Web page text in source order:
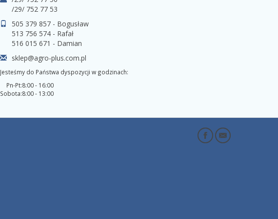
/29/ 752 77 53
505 379 857 - Bogusław
513 756 574 - Rafał
516 015 671 - Damian
sklep@agro-plus.com.pl
Jesteśmy do Państwa dyspozycji w godzinach:
Pn-Pt:
Sobota:
8:00 - 16:00
8:00 - 13:00